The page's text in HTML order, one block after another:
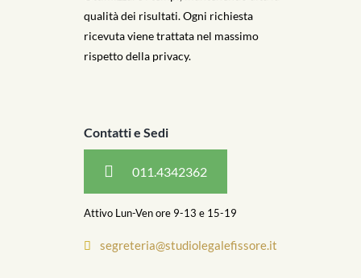
qualità dei risultati. Ogni richiesta
ricevuta viene trattata nel massimo
rispetto della privacy.
Contatti e Sedi
011.4342362
Attivo Lun-Ven ore 9-13 e 15-19
segreteria@studiolegalefissore.it